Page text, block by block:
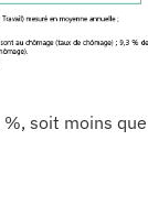
soit moins